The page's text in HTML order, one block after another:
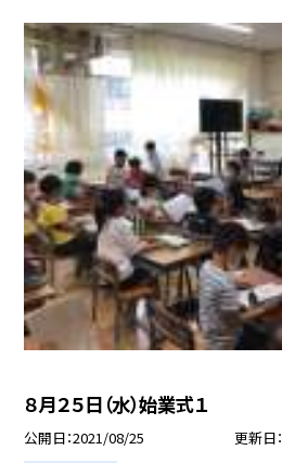
８月２５日（水）始業式１
公開日 2021/08/25 更新日